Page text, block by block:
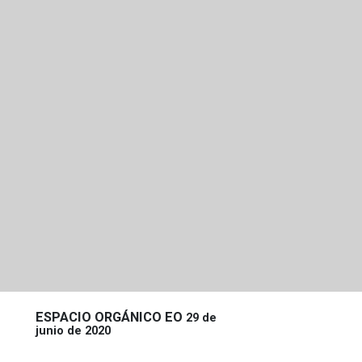
ESPACIO ORGÁNICO EO 29 de
junio de 2020